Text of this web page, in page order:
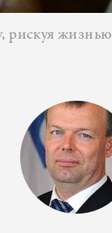
рискуя жизнью